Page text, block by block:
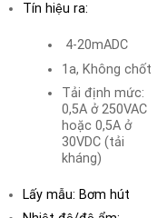
Tín hiệu ra:
4-20mADC
1a, Không chốt
Tải định mức:
0,5A ở 250VAC
hoặc 0,5A ở
30VDC (tải
kháng)
Lấy mẫu: Bơm hút